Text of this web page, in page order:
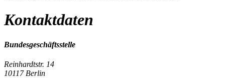
Kontaktdaten
Bundesgeschäftsstelle
Reinhardtstr. 14
10117 Berlin